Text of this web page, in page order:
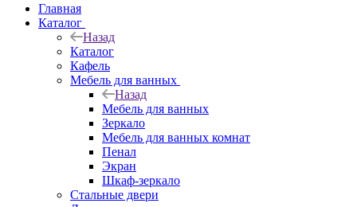
Главная
Каталог
Назад
Каталог
Кафель
Мебель для ванных
Назад
Мебель для ванных
Зеркало
Мебель для ванных комнат
Пенал
Экран
Шкаф-зеркало
Стальные двери